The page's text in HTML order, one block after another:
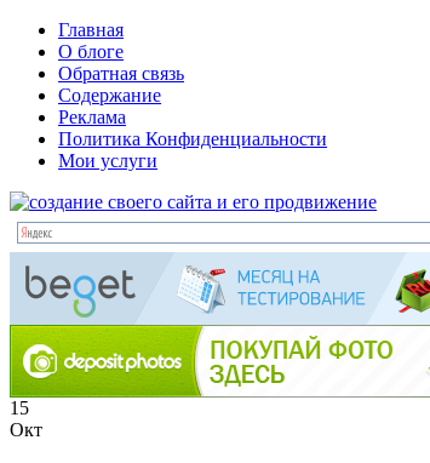
Главная
О блоге
Обратная связь
Содержание
Реклама
Политика Конфиденциальности
Мои услуги
15
Окт